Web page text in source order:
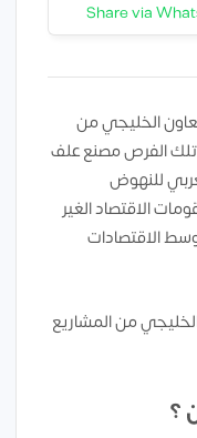
Share via
الخليجي من
تلك الفرص مصنع علف
للنهوض
الاقتصاد الغير
الاقتصادات
من المشاريع
؟